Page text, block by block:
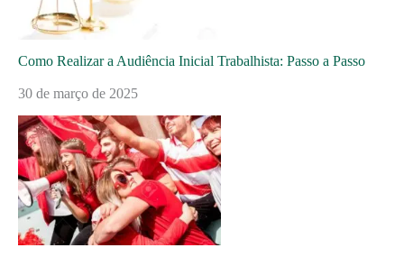
Como Realizar a Audiência Inicial Trabalhista: Passo a Passo
30 de março de 2025